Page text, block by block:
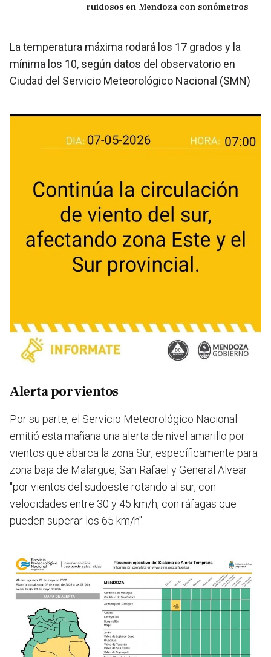
ruidosos en Mendoza con sonómetros
La temperatura máxima rodará los 17 grados y la
mínima los 10, según datos del observatorio en
Ciudad del Servicio Meteorológico Nacional (SMN)
Alerta por vientos
Por su parte, el Servicio Meteorológico Nacional
emitió esta mañana una alerta de nivel amarillo por
vientos que abarca la zona Sur, específicamente para
zona baja de Malargüe, San Rafael y General Alvear
"por vientos del sudoeste rotando al sur, con
velocidades entre 30 y 45 km/h, con ráfagas que
pueden superar los 65 km/h".